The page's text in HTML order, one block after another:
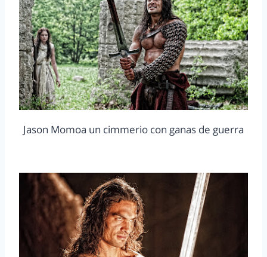
Jason Momoa un cimmerio con ganas de guerra